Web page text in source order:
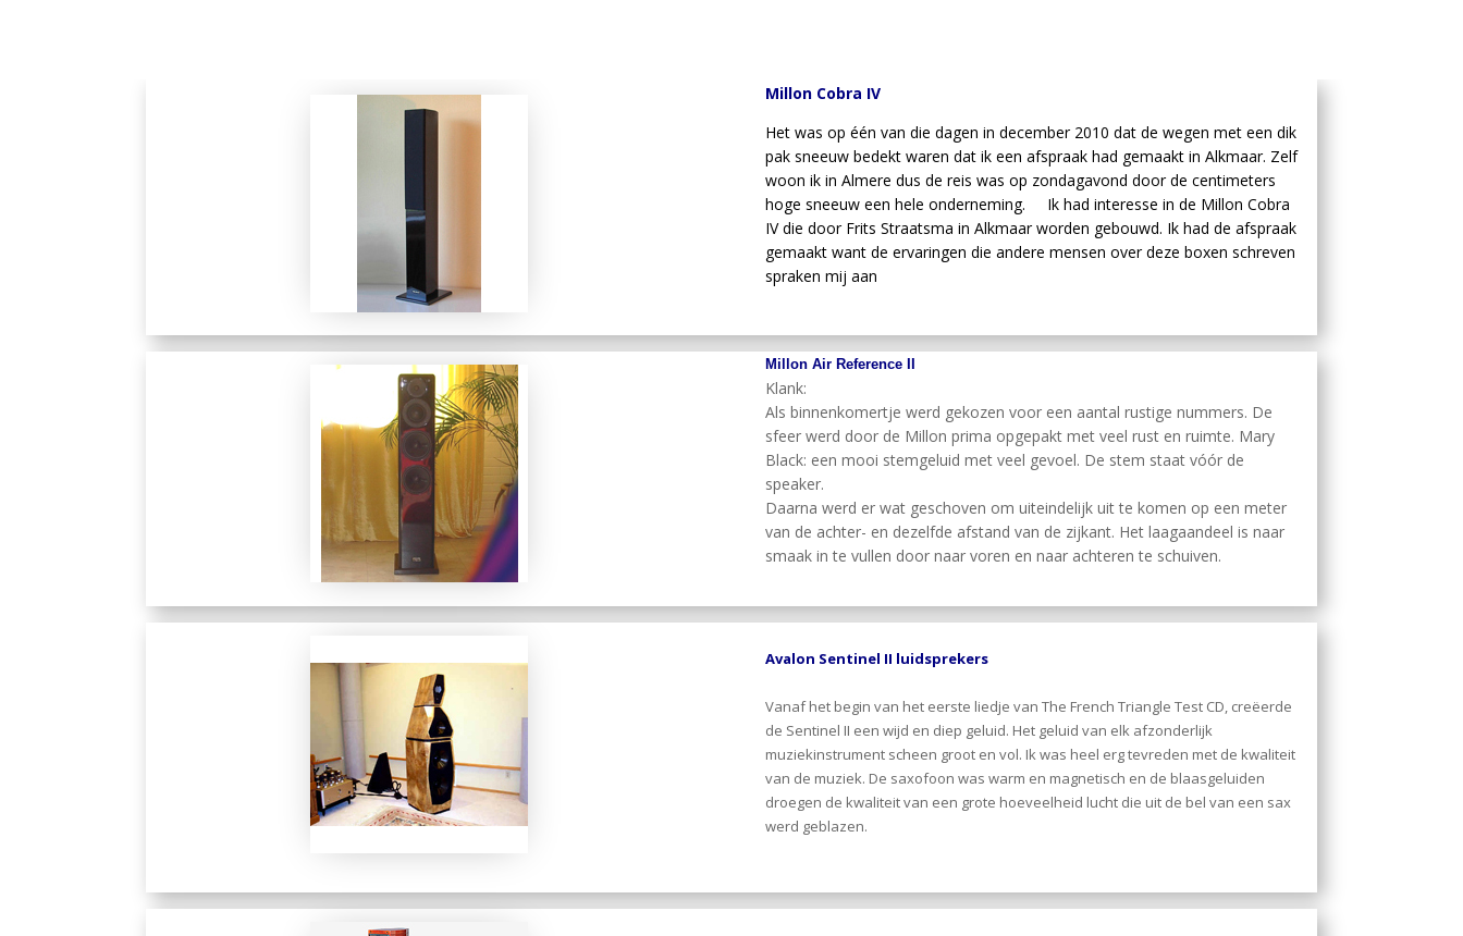
Millon Cobra IV
Het was op één van die dagen in december 2010 dat de wegen met een dik
pak sneeuw bedekt waren dat ik een afspraak had gemaakt in Alkmaar. Zelf
woon ik in Almere dus de reis was op zondagavond door de centimeters
hoge sneeuw een hele onderneming. Ik had interesse in de Millon Cobra
IV die door Frits Straatsma in Alkmaar worden gebouwd. Ik had de afspraak
gemaakt want de ervaringen die andere mensen over deze boxen schreven
spraken mij aan
Millon Air Reference II
Klank:
Als binnenkomertje werd gekozen voor een aantal rustige nummers. De
sfeer werd door de Millon prima opgepakt met veel rust en ruimte. Mary
Black: een mooi stemgeluid met veel gevoel. De stem staat vóór de
speaker.
Daarna werd er wat geschoven om uiteindelijk uit te komen op een meter
van de achter- en dezelfde afstand van de zijkant. Het laagaandeel is naar
smaak in te vullen door naar voren en naar achteren te schuiven.
Avalon Sentinel II luidsprekers
Vanaf het begin van het eerste liedje van The French Triangle Test CD, creëerde
de Sentinel II een wijd en diep geluid. Het geluid van elk afzonderlijk
muziekinstrument scheen groot en vol. Ik was heel erg tevreden met de kwaliteit
van de muziek. De saxofoon was warm en magnetisch en de blaasgeluiden
droegen de kwaliteit van een grote hoeveelheid lucht die uit de bel van een sax
werd geblazen.